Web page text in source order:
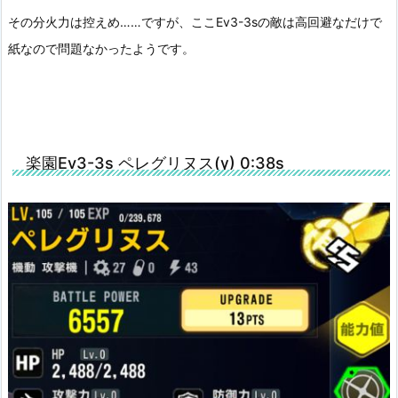
その分火力は控えめ……ですが、ここEv3-3sの敵は高回避なだけで
紙なので問題なかったようです。
楽園Ev3-3s ペレグリヌス(γ) 0:38s